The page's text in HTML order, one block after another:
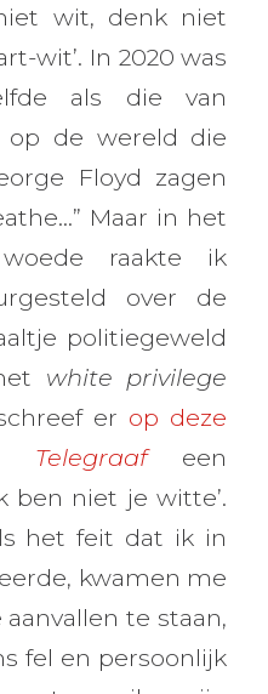
wit, denk niet
wit’. In 2020 was
als die van
op de wereld die
Floyd zagen
Maar in het
raakte ik
over de
politiegeweld
white privilege
er op deze
Telegraafeen
ben niet je witte’.
het feit dat ik in
kwamen me
te staan,
fel en persoonlijk